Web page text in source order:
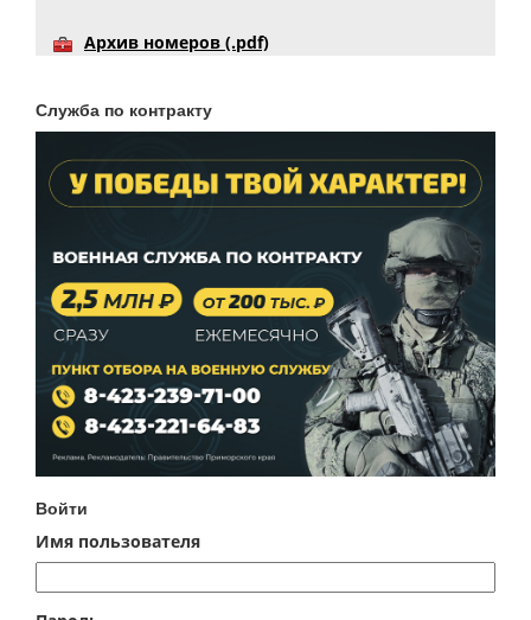
Архив номеров (.pdf)
Служба по контракту
Войти
Имя пользователя